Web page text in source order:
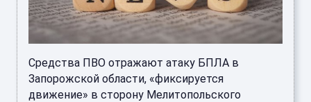
Средства ПВО отражают атаку БПЛА в
Запорожской области, «фиксируется
движение» в сторону Мелитопольского